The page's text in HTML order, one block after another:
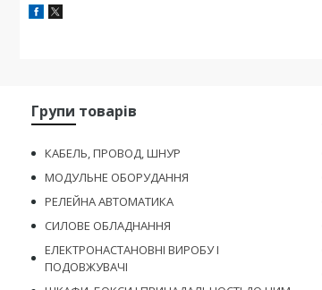
Групи товарів
КАБЕЛЬ, ПРОВОД, ШНУР
МОДУЛЬНЕ ОБОРУДАННЯ
РЕЛЕЙНА АВТОМАТИКА
СИЛОВЕ ОБЛАДНАННЯ
ЕЛЕКТРОНАСТАНОВНІ ВИРОБУ І
ПОДОВЖУВАЧІ